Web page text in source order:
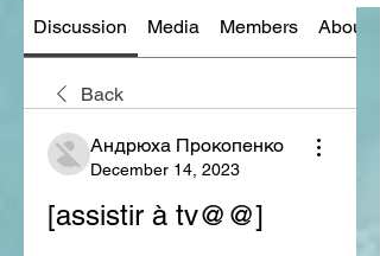
Discussion Media Members About
Back
Андрюха Прокопенко
December 14, 2023
[assistir à tv@@]